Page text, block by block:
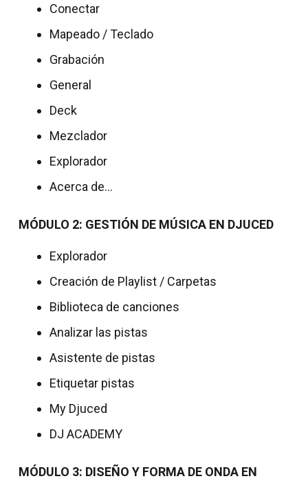
Conectar
Mapeado / Teclado
Grabación
General
Deck
Mezclador
Explorador
Acerca de…
MÓDULO 2: GESTIÓN DE MÚSICA EN DJUCED
Explorador
Creación de Playlist / Carpetas
Biblioteca de canciones
Analizar las pistas
Asistente de pistas
Etiquetar pistas
My Djuced
DJ ACADEMY
MÓDULO 3: DISEÑO Y FORMA DE ONDA EN